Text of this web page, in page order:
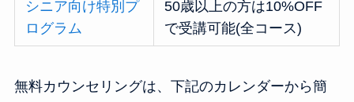
シニア向け特別プ
ログラム
50歳以上の方は10%OFF
で受講可能(全コース)
無料カウンセリングは、下記のカレンダーから簡